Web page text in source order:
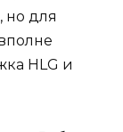
но для
HLG и